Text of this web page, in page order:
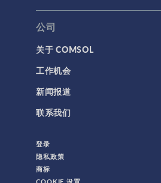
公司
关于 COMSOL
工作机会
新闻报道
联系我们
登录
隐私政策
商标